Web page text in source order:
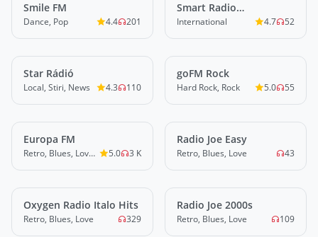
LIVE
Smile FM
Dance, Pop 4.4 201
LIVE
Smart Radio
SoundTrack
International 4.7 52
LIVE
Star Rádió
Local, Stiri, News 4.3 110
LIVE
goFM Rock
Hard Rock, Rock 5.0 55
LIVE
Europa FM
Retro, Blues, Love, Local, Stiri, News 5.0 3 K
LIVE
Radio Joe Easy
Retro, Blues, Love 43
LIVE
Oxygen Radio Italo Hits
Retro, Blues, Love 329
LIVE
Radio Joe 2000s
Retro, Blues, Love 109